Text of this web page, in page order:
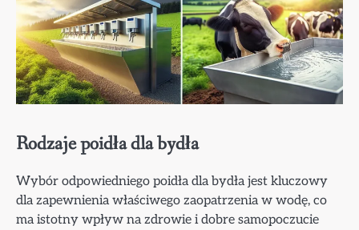
Rodzaje poidła dla bydła
Wybór odpowiedniego poidła dla bydła jest kluczowy
dla zapewnienia właściwego zaopatrzenia w wodę, co
ma istotny wpływ na zdrowie i dobre samopoczucie